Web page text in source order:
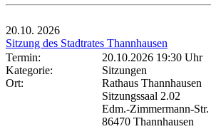
20.10. 2026
Sitzung des Stadtrates Thannhausen
Termin:
20.10.2026 19:30 Uhr
Kategorie:
Sitzungen
Ort:
Rathaus Thannhausen
Sitzungssaal 2.02
Edm.-Zimmermann-Str.
86470 Thannhausen